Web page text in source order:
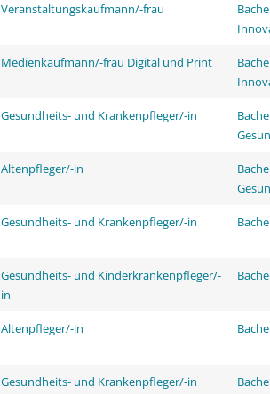
Veranstaltungskaufmann/-frau
Medienkaufmann/-frau Digital und Print
Gesundheits- und Krankenpfleger/-in
Altenpfleger/-in
Gesundheits- und Krankenpfleger/-in
Gesundheits- und Kinderkrankenpfleger/-
in
Altenpfleger/-in
Gesundheits- und Krankenpfleger/-in